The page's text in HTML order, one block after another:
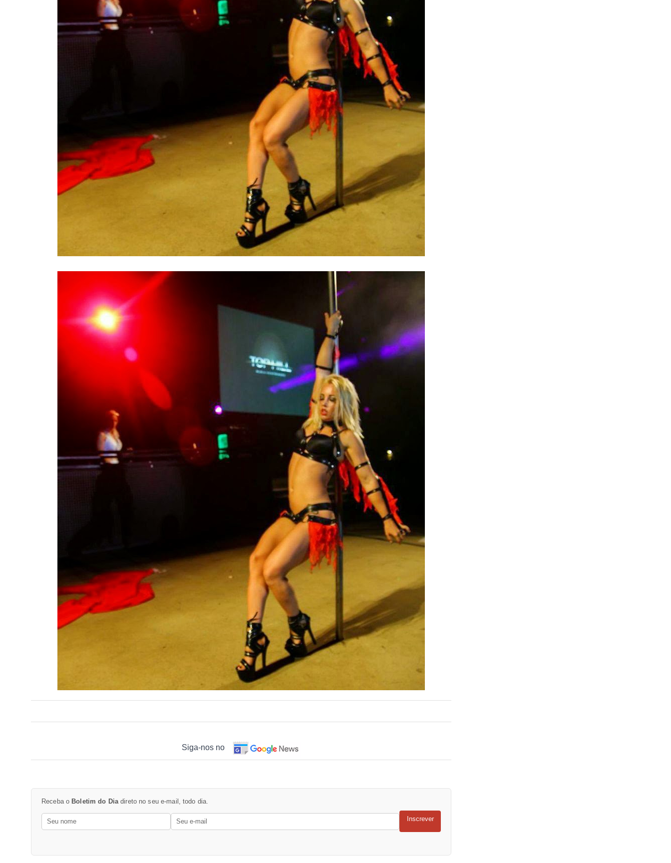
Siga-nos no
Receba o Boletim do Dia direto no seu e-mail, todo dia.
Inscrever